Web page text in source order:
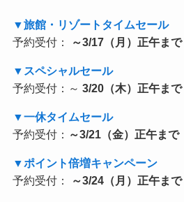
▼旅館・リゾートタイムセール
予約受付：
～3/17（月）正午まで
▼スペシャルセール
予約受付：～ 3/20（木）正午まで
▼一休タイムセール
予約受付： ～3/21（金）正午まで
▼ポイント倍増キャンペーン
予約受付：
～3/24（月）正午まで